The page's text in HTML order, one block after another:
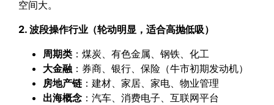
空间大。
2. 波段操作行业（轮动明显，适合高抛低吸）
周期类 ：煤炭、有色金属、钢铁、化工
大金融 ：券商、银行、保险（牛市初期发动机）
房地产链 ：建材、家居、家电、物业管理
出海概念 ：汽车、消费电子、互联网平台